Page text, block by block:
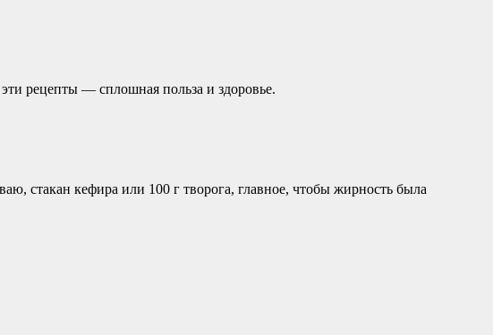
рецепты — сплошная польза и здоровье.
стакан кефира или 100 г творога, главное, чтобы жирность была